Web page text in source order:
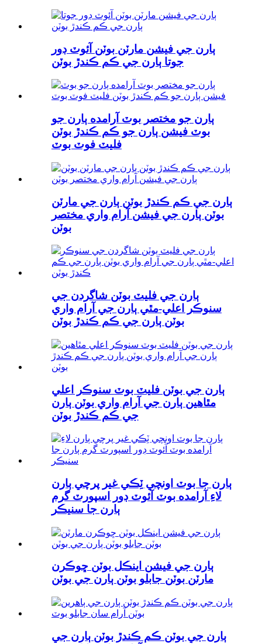
ٻارن جي فيشن مارٽن بوٽن آئوٽ ڊور
جوتا ٻارن جي ڪم ڪندڙ بوٽن
ٻارن جو مختصر بوٽ آرامده ٻارن جو
بوٽ فيشن ٻارن جو ڪم ڪندڙ بوٽن
فليٽ فوٽ بوٽ
ٻارن جي ڪم ڪندڙ بوٽن ٻارن جي مارٽن
بوٽن ٻارن جي فيشن آرام واري مختصر
بوٽن
ٻارن جي فليٽ بوٽن شاگردن جي
سنوڪر اعلي-مٿي ٻارن جي آرام واري
بوٽن ٻارن جي ڪم ڪندڙ بوٽن
ٻارن جي بوٽن فليٽ بوٽ سنوڪر اعلي
مٿاهين ٻارن جي آرام واري بوٽن ٻارن
جي ڪم ڪندڙ بوٽن
ٻارن جا بوٽ اونچي ٽِڪي غير پرچي ٻارن
لاءِ آرامده بوٽ آئوٽ ڊور اسپورٽ گرم
ٻارن جا سنيڪر
ٻارن جي فيشن اينڪل بوٽن ڇوڪرن
مارٽن بوٽن جابلو بوٽن ٻارن جي بوٽن
ٻارن جي بوٽن ڪم ڪندڙ بوٽن ٻارن جي